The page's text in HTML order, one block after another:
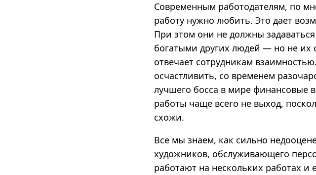
Современным работодателям, по
работу нужно любить. Это дает
При этом они не должны
богатыми других людей — но не их
отвечает сотрудникам
осчастливить, со временем
лучшего босса в мире финансовые
работы чаще всего не выход,
схожи.
Все мы знаем, как сильно
художников, обслуживающего
работают на нескольких работах и